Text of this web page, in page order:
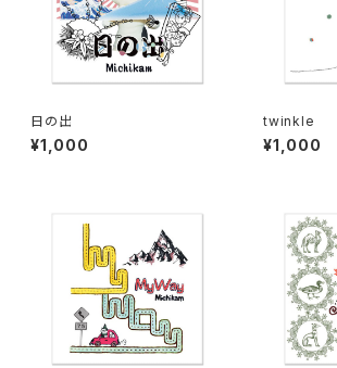
日の出
¥1,000
twinkle
¥1,000